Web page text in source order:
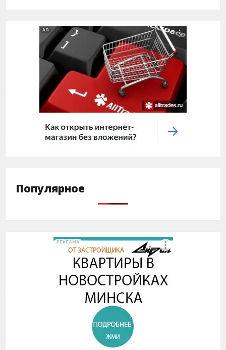
Популярное